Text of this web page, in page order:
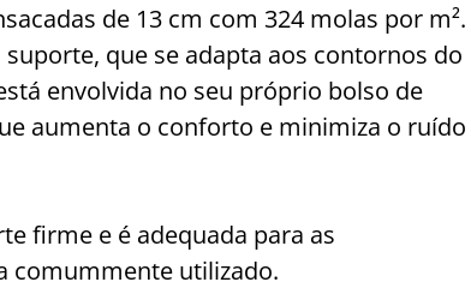
de 13 cm com 324 molas por m².
que se adapta aos contornos do
envolvida no seu próprio bolso de
aumenta o conforto e minimiza o ruído
firme e é adequada para as
comummente utilizado.